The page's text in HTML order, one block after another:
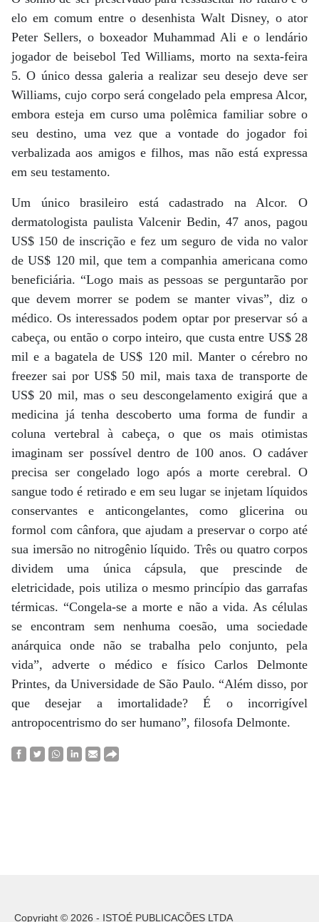
elo em comum entre o desenhista Walt Disney, o ator
Peter Sellers, o boxeador Muhammad Ali e o lendário
jogador de beisebol Ted Williams, morto na sexta-feira
5. O único dessa galeria a realizar seu desejo deve ser
Williams, cujo corpo será congelado pela empresa Alcor,
embora esteja em curso uma polêmica familiar sobre o
seu destino, uma vez que a vontade do jogador foi
verbalizada aos amigos e filhos, mas não está expressa
em seu testamento.
Um único brasileiro está cadastrado na Alcor. O
dermatologista paulista Valcenir Bedin, 47 anos, pagou
US$ 150 de inscrição e fez um seguro de vida no valor
de US$ 120 mil, que tem a companhia americana como
beneficiária. “Logo mais as pessoas se perguntarão por
que devem morrer se podem se manter vivas”, diz o
médico. Os interessados podem optar por preservar só a
cabeça, ou então o corpo inteiro, que custa entre US$ 28
mil e a bagatela de US$ 120 mil. Manter o cérebro no
freezer sai por US$ 50 mil, mais taxa de transporte de
US$ 20 mil, mas o seu descongelamento exigirá que a
medicina já tenha descoberto uma forma de fundir a
coluna vertebral à cabeça, o que os mais otimistas
imaginam ser possível dentro de 100 anos. O cadáver
precisa ser congelado logo após a morte cerebral. O
sangue todo é retirado e em seu lugar se injetam líquidos
conservantes e anticongelantes, como glicerina ou
formol com cânfora, que ajudam a preservar o corpo até
sua imersão no nitrogênio líquido. Três ou quatro corpos
dividem uma única cápsula, que prescinde de
eletricidade, pois utiliza o mesmo princípio das garrafas
térmicas. “Congela-se a morte e não a vida. As células
se encontram sem nenhuma coesão, uma sociedade
anárquica onde não se trabalha pelo conjunto, pela
vida”, adverte o médico e físico Carlos Delmonte
Printes, da Universidade de São Paulo. “Além disso, por
que desejar a imortalidade? É o incorrigível
antropocentrismo do ser humano”, filosofa Delmonte.
Copyright © 2026 - ISTOÉ PUBLICAÇÕES LTDA